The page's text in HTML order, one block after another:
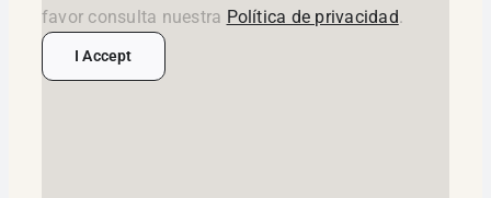
favor consulta nuestra Política de privacidad.
I Accept